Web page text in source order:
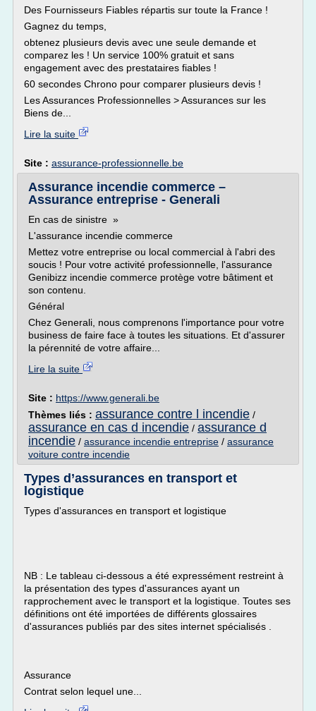
Des Fournisseurs Fiables répartis sur toute la France !
Gagnez du temps,
obtenez plusieurs devis avec une seule demande et
comparez les ! Un service 100% gratuit et sans
engagement avec des prestataires fiables !
60 secondes Chrono pour comparer plusieurs devis !
Les Assurances Professionnelles > Assurances sur les
Biens de...
Lire la suite
Site : assurance-professionnelle.be
Assurance incendie commerce –
Assurance entreprise - Generali
En cas de sinistre »
L'assurance incendie commerce
Mettez votre entreprise ou local commercial à l'abri des
soucis ! Pour votre activité professionnelle, l'assurance
Genibizz incendie commerce protège votre bâtiment et
son contenu.
Général
Chez Generali, nous comprenons l'importance pour votre
business de faire face à toutes les situations. Et d'assurer
la pérennité de votre affaire...
Lire la suite
Site : https://www.generali.be
Thèmes liés : assurance contre l incendie /
assurance en cas d incendie / assurance d
incendie / assurance incendie entreprise / assurance
voiture contre incendie
Types d’assurances en transport et
logistique
Types d'assurances en transport et logistique
NB : Le tableau ci-dessous a été expressément restreint à
la présentation des types d'assurances ayant un
rapprochement avec le transport et la logistique. Toutes ses
définitions ont été importées de différents glossaires
d'assurances publiés par des sites internet spécialisés .
Assurance
Contrat selon lequel une...